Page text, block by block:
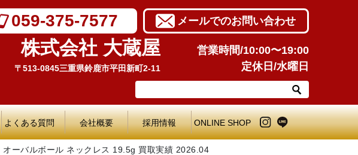
059-375-7577 メールでのお問い合わせ
株式会社 大蔵屋
〒513-0845三重県鈴鹿市平田新町2-11
営業時間/10:00〜19:00
定休日/水曜日
よくある質問 会社概要 採用情報 ONLINE SHOP
オーバルボール ネックレス 19.5g 買取実績 2026.04